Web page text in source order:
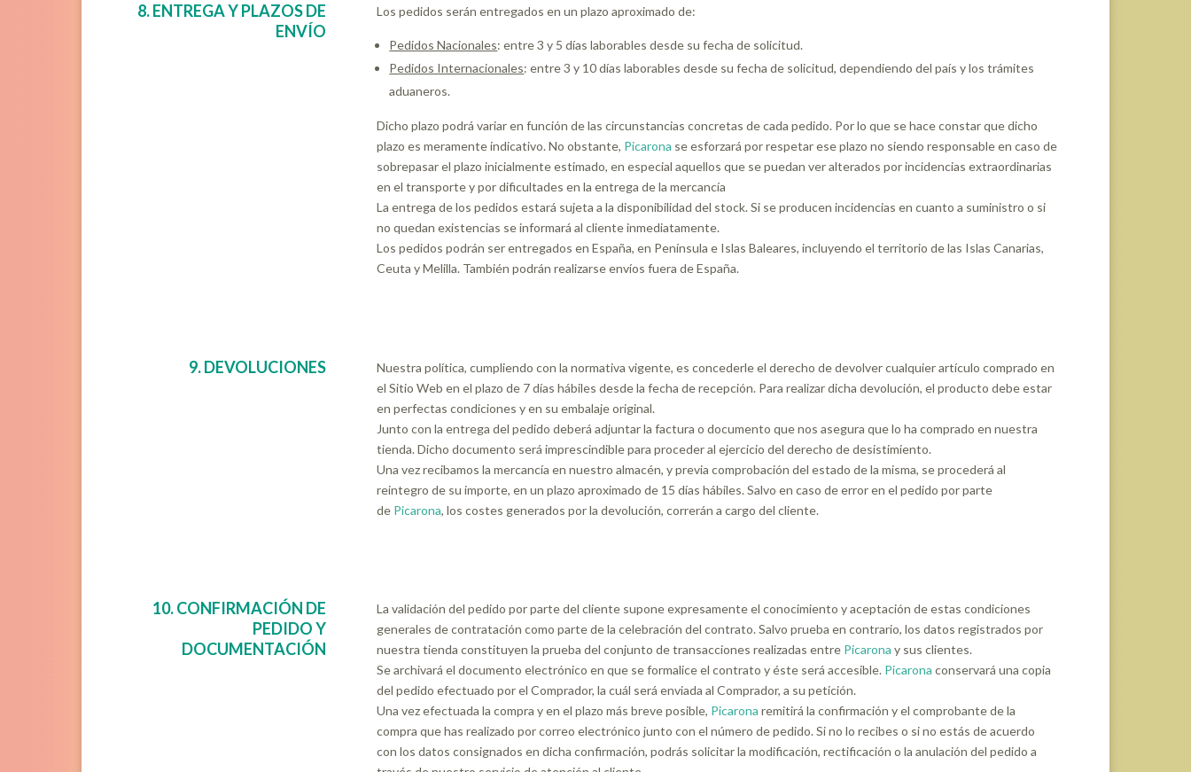
8. ENTREGA Y PLAZOS DE
ENVÍO
Los pedidos serán entregados en un plazo aproximado de:
Pedidos Nacionales: entre 3 y 5 días laborables desde su fecha de solicitud.
Pedidos Internacionales: entre 3 y 10 días laborables desde su fecha de solicitud, dependiendo del país y los trámites
aduaneros.
Dicho plazo podrá variar en función de las circunstancias concretas de cada pedido. Por lo que se hace constar que dicho
plazo es meramente indicativo. No obstante, Picarona se esforzará por respetar ese plazo no siendo responsable en caso de
sobrepasar el plazo inicialmente estimado, en especial aquellos que se puedan ver alterados por incidencias extraordinarias
en el transporte y por dificultades en la entrega de la mercancía
La entrega de los pedidos estará sujeta a la disponibilidad del stock. Si se producen incidencias en cuanto a suministro o si
no quedan existencias se informará al cliente inmediatamente.
Los pedidos podrán ser entregados en España, en Península e Islas Baleares, incluyendo el territorio de las Islas Canarias,
Ceuta y Melilla. También podrán realizarse envíos fuera de España.
9. DEVOLUCIONES
Nuestra política, cumpliendo con la normativa vigente, es concederle el derecho de devolver cualquier artículo comprado en
el Sitio Web en el plazo de 7 días hábiles desde la fecha de recepción. Para realizar dicha devolución, el producto debe estar
en perfectas condiciones y en su embalaje original.
Junto con la entrega del pedido deberá adjuntar la factura o documento que nos asegura que lo ha comprado en nuestra
tienda. Dicho documento será imprescindible para proceder al ejercicio del derecho de desistimiento.
Una vez recibamos la mercancía en nuestro almacén, y previa comprobación del estado de la misma, se procederá al
reintegro de su importe, en un plazo aproximado de 15 días hábiles. Salvo en caso de error en el pedido por parte
de Picarona, los costes generados por la devolución, correrán a cargo del cliente.
10. CONFIRMACIÓN DE
PEDIDO Y
DOCUMENTACIÓN
La validación del pedido por parte del cliente supone expresamente el conocimiento y aceptación de estas condiciones
generales de contratación como parte de la celebración del contrato. Salvo prueba en contrario, los datos registrados por
nuestra tienda constituyen la prueba del conjunto de transacciones realizadas entre Picarona y sus clientes.
Se archivará el documento electrónico en que se formalice el contrato y éste será accesible. Picarona conservará una copia
del pedido efectuado por el Comprador, la cuál será enviada al Comprador, a su petición.
Una vez efectuada la compra y en el plazo más breve posible, Picarona remitirá la confirmación y el comprobante de la
compra que has realizado por correo electrónico junto con el número de pedido. Si no lo recibes o si no estás de acuerdo
con los datos consignados en dicha confirmación, podrás solicitar la modificación, rectificación o la anulación del pedido a